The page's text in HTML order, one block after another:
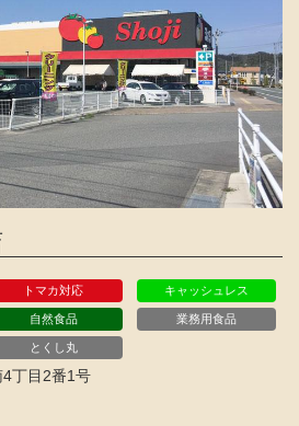
トマカ対応 キャッシュレス
自然食品 業務用食品
とくし丸
丁目2番1号